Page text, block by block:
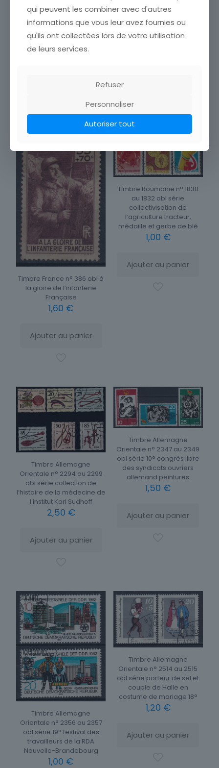
Timbre France n° 388 obl
Champenoise coiffée du
Toquat
1,50€
Timbre France n° 387 obl à
la gloire de l’infanterie
Timbre France n° 386 obl à
la gloire de l’infanterie
Française
1,60 €
Ajouter au panier
Timbre Roumanie n° 1830
au 1832 obl série
collectivisation de
l’agriculture tracteur,
médaille et gerbe de blé
1,00 €
Ajouter au panier
Timbre Allemagne
Orientale n° 2294 au 2299
obl série collection de
l’histoire de la médecine de
l institut Karl Sudhoff
2,50 €
Ajouter au panier
Timbre Allemagne
Orientale n° 2347 au 2349
obl série 10° congrès libre
des syndicats ouvriers
allemand peintures
1,50 €
Ajouter au panier
Timbre Allemagne
Orientale n° 2356 au 2357
obl série 19° festival des
travailleurs de la RDA
Nouvelle-Brandebourg
1,00 €
Timbre Allemagne
Orientale n° 2514 au 2515
obl série porteur de sel et
couple de Halle en
costume de mariage 18°
1,20 €
Ajouter au panier
qui peuvent les combiner avec d'autres
informations que vous leur avez fournies ou
qu'ils ont collectées lors de votre utilisation
de leurs services.
Refuser
Personnaliser
Autoriser tout